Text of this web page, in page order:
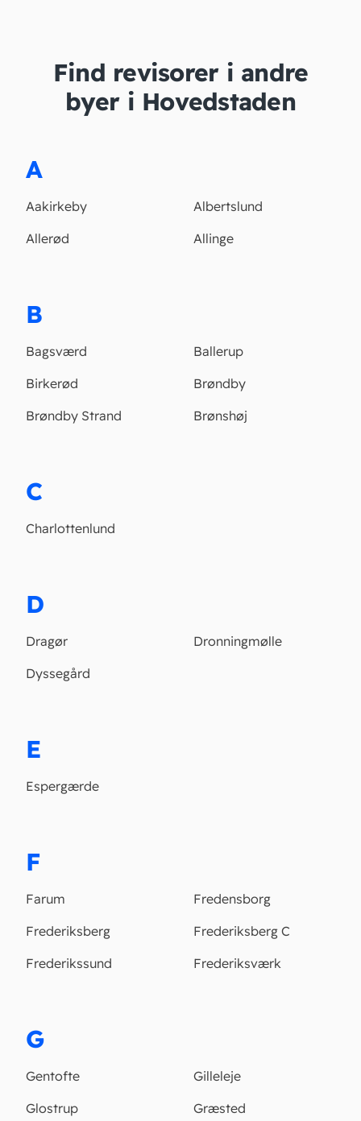
Find revisorer i andre
byer i Hovedstaden
A
Aakirkeby
Albertslund
Allerød
Allinge
B
Bagsværd
Ballerup
Birkerød
Brøndby
Brøndby Strand
Brønshøj
C
Charlottenlund
D
Dragør
Dronningmølle
Dyssegård
E
Espergærde
F
Farum
Fredensborg
Frederiksberg
Frederiksberg C
Frederikssund
Frederiksværk
G
Gentofte
Gilleleje
Glostrup
Græsted